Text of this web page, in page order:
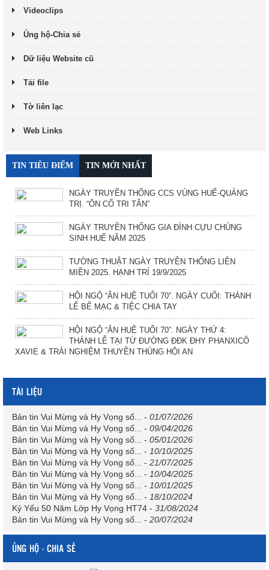
Videoclips
Ủng hộ-Chia sẻ
Dữ liệu Website cũ
Tải file
Tờ liên lạc
Web Links
TIN TIÊU ĐIỂM TIN MỚI NHẤT
NGÀY TRUYỀN THỐNG CCS VÙNG HUẾ-QUẢNG
TRỊ. “ÔN CỐ TRI TÂN”
NGÀY TRUYỀN THỐNG GIA ĐÌNH CỰU CHỦNG
SINH HUẾ NĂM 2025
TƯỜNG THUẬT NGÀY TRUYỀN THỐNG LIÊN
MIỀN 2025. HẠNH TRÍ 19/9/2025
HỘI NGỘ “ÂN HUỆ TUỔI 70”. NGÀY CUỐI: THÁNH
LỄ BẾ MẠC & TIỆC CHIA TAY
HỘI NGỘ “ÂN HUỆ TUỔI 70”. NGÀY THỨ 4:
THÁNH LỄ TẠI TỪ ĐƯỜNG ĐĐK ĐHY PHANXICÔ
XAVIE & TRẢI NGHIỆM THUYỀN THÚNG HỘI AN
TÀI LIỆU
Bản tin Vui Mừng và Hy Vọng số... - 01/07/2026
Bản tin Vui Mừng và Hy Vọng số...
- 09/04/2026
Bản tin Vui Mừng và Hy Vọng số...
- 05/01/2026
Bản tin Vui Mừng và Hy Vọng số...
- 10/10/2025
Bản tin Vui Mừng và Hy Vọng số...
- 21/07/2025
Bản tin Vui Mừng và Hy Vọng số...
- 10/04/2025
Bản tin Vui Mừng và Hy Vọng số...
- 10/01/2025
Bản tin Vui Mừng và Hy Vọng số...
- 18/10/2024
Kỷ Yếu 50 Năm Lớp Hy Vọng HT74 - 31/08/2024
Bản tin Vui Mừng và Hy Vọng số...
- 20/07/2024
ỦNG HỘ - CHIA SẺ